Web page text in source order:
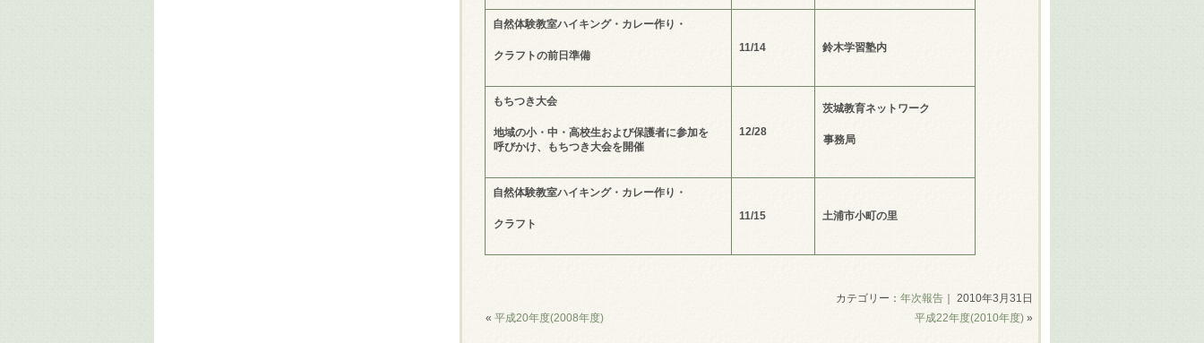
自然体験教室ハイキング・カレー作り・
クラフトの前日準備
11/14 鈴木学習塾内
もちつき大会
地域の小・中・高校生および保護者に参加を
呼びかけ、もちつき大会を開催
12/28
茨城教育ネットワーク
事務局
自然体験教室ハイキング・カレー作り・
クラフト
11/15 土浦市小町の里
カテゴリー： 年次報告｜ 2010年3月31日
«平成20年度(2008年度) 平成22年度(2010年度)»